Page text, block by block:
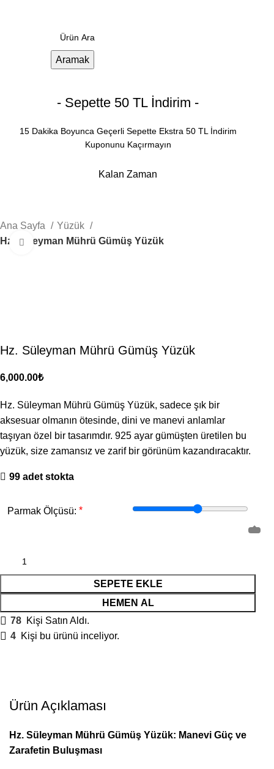
Aramak
- Sepette 50 TL İndirim -
15 Dakika Boyunca Geçerli Sepette Ekstra 50 TL İndirim
Kuponunu Kaçırmayın
Kalan Zaman
Ana Sayfa
Yüzük
Hz. Süleyman Mührü Gümüş Yüzük
Büyütmek için tıklayın
Hz. Süleyman Mührü Gümüş Yüzük
₺
Hz. Süleyman Mührü Gümüş Yüzük, sadece şık bir
aksesuar olmanın ötesinde, dini ve manevi anlamlar
taşıyan özel bir tasarımdır. 925 ayar gümüşten üretilen bu
yüzük, size zamansız ve zarif bir görünüm kazandıracaktır.
99 adet stokta
Parmak Ölçüsü: *
SEPETE EKLE
HEMEN AL
78 Kişi Satın Aldı.
4 Kişi bu ürünü inceliyor.
Ürün Açıklaması
Hz. Süleyman Mührü Gümüş Yüzük: Manevi Güç ve
Zarafetin Buluşması